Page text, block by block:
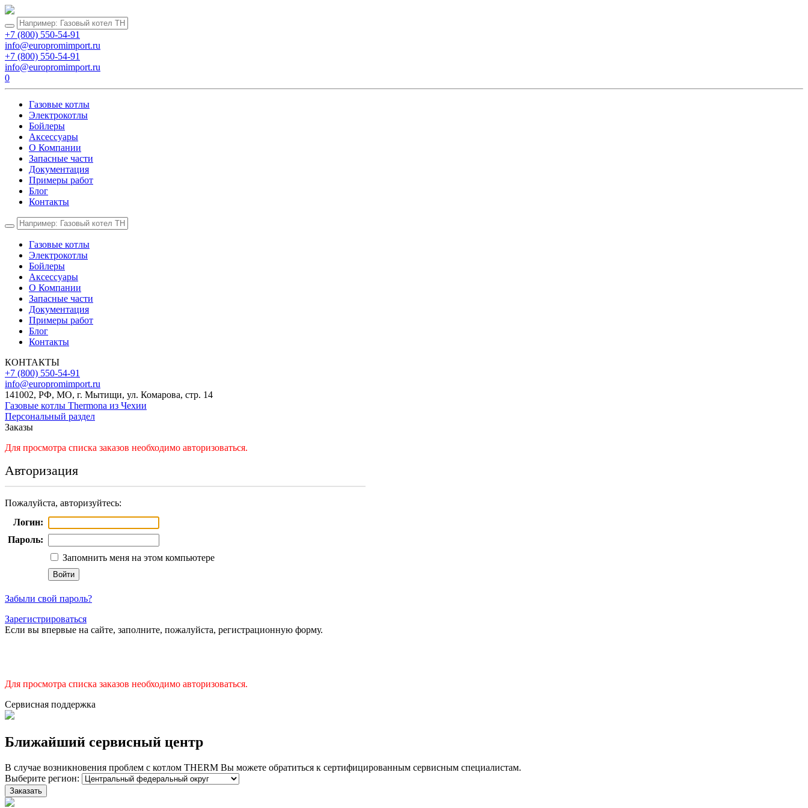
+7 (800) 550-54-91
info@europromimport.ru
+7 (800) 550-54-91
info@europromimport.ru
0
Газовые котлы
Электрокотлы
Бойлеры
Аксессуары
О Компании
Запасные части
Документация
Примеры работ
Блог
Контакты
Газовые котлы
Электрокотлы
Бойлеры
Аксессуары
О Компании
Запасные части
Документация
Примеры работ
Блог
Контакты
КОНТАКТЫ
+7 (800) 550-54-91
info@europromimport.ru
141002, РФ, МО, г. Мытищи, ул. Комарова, стр. 14
Газовые котлы Thermona из Чехии
Персональный раздел
Заказы
Для просмотра списка заказов необходимо авторизоваться.
Авторизация
Пожалуйста, авторизуйтесь:
Логин:
Пароль:
Запомнить меня на этом компьютере
Забыли свой пароль?
Зарегистрироваться
Если вы впервые на сайте, заполните, пожалуйста, регистрационную форму.
Для просмотра списка заказов необходимо авторизоваться.
Сервисная поддержка
Ближайший сервисный центр
В случае возникновения проблем с котлом THERM Вы можете обратиться к сертифицированным сервисным специалистам.
Выберите регион: